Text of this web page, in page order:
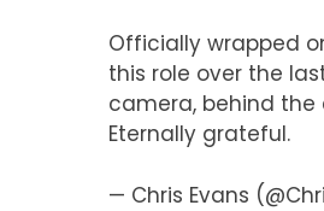
Officially wrapped
this role over the
camera, behind
Eternally grateful.
— Chris Evans